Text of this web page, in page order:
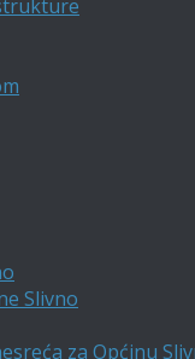
Slivno
za Općinu